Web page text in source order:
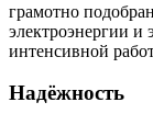
грамотно
электроэнергии и
интенсивной
Надёжность